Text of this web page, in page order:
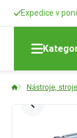
Expedice v
Nástroje,